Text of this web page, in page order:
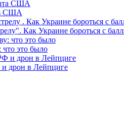
США
Как Украине бороться с
что это было
дрон в Лейпциге